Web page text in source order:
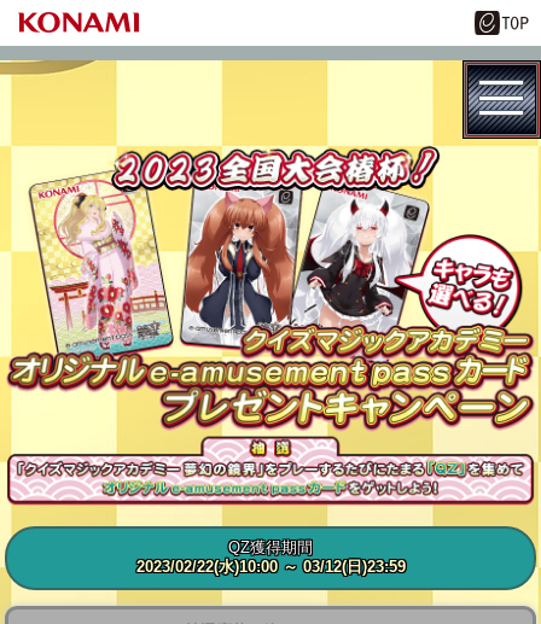
QZ獲得期間
2023/02/22(水)10:00～ 03/12(日)23:59